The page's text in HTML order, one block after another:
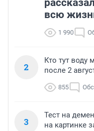
всю
1 990
2
Кто тут воду
после 2
855
3
Тест на
на картинке